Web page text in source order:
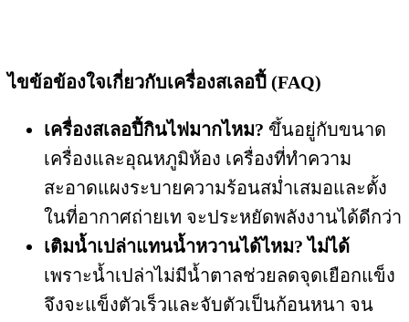
ไขข้อข้องใจเกี่ยวกับเครื่องสเลอปี้ (FAQ)
เครื่องสเลอปี้กินไฟมากไหม? ขึ้นอยู่กับขนาด
เครื่องและอุณหภูมิห้อง เครื่องที่ทำความ
สะอาดแผงระบายความร้อนสม่ำเสมอและตั้ง
ในที่อากาศถ่ายเท จะประหยัดพลังงานได้ดีกว่า
เติมน้ำเปล่าแทนน้ำหวานได้ไหม? ไม่ได้
เพราะน้ำเปล่าไม่มีน้ำตาลช่วยลดจุดเยือกแข็ง
จึงจะแข็งตัวเร็วและจับตัวเป็นก้อนหนา จน